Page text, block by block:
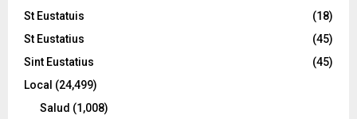
St Eustatuis
(18)
St Eustatius
(45)
Sint Eustatius
(45)
Local (24,499)
Salud (1,008)